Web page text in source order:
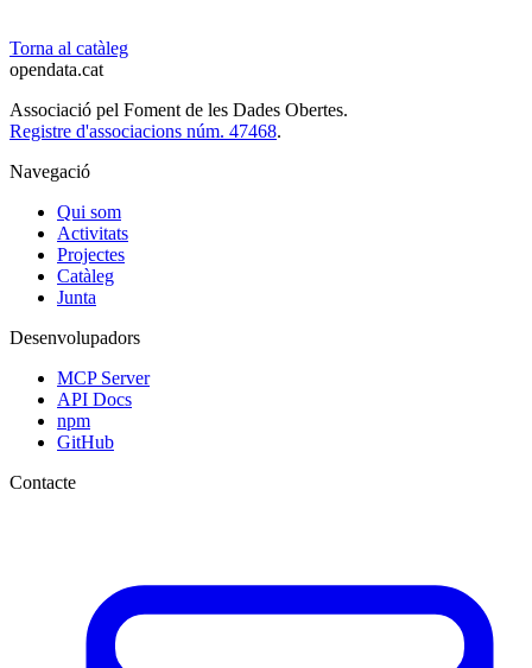
Torna al catàleg
opendata.cat
Associació pel Foment de les Dades Obertes.
Registre d'associacions núm. 47468.
Navegació
Qui som
Activitats
Projectes
Catàleg
Junta
Desenvolupadors
MCP Server
API Docs
npm
GitHub
Contacte